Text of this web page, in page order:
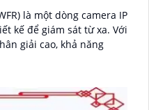
là một dòng camera IP
để giám sát từ xa. Với
giải cao, khả năng